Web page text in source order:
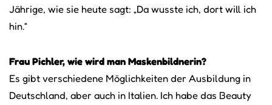
Jährige, wie sie heute sagt: „Da wusste ich, dort will ich
hin.“
Frau Pichler, wie wird man Maskenbildnerin?
Es gibt verschiedene Möglichkeiten der Ausbildung in
Deutschland, aber auch in Italien. Ich habe das Beauty